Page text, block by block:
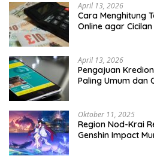
April 13, 2026
Cara Menghitung
Online agar
April 13, 2026
Pengajuan
Paling Umum dan
Oktober 11, 2025
Region Nod-Krai
Genshin Impact